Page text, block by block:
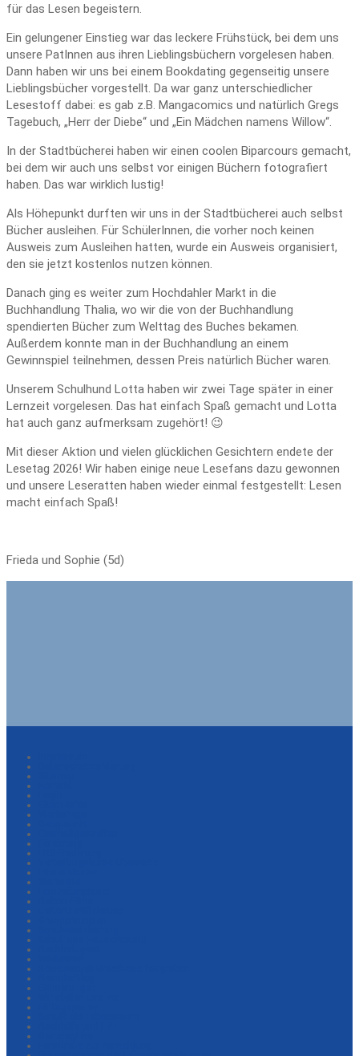
für das Lesen begeistern.
Ein gelungener Einstieg war das leckere Frühstück, bei dem uns
unsere PatInnen aus ihren Lieblingsbüchern vorgelesen haben.
Dann haben wir uns bei einem Bookdating gegenseitig unsere
Lieblingsbücher vorgestellt. Da war ganz unterschiedlicher
Lesestoff dabei: es gab z.B. Mangacomics und natürlich Gregs
Tagebuch, „Herr der Diebe“ und „Ein Mädchen namens Willow“.
In der Stadtbücherei haben wir einen coolen Biparcours gemacht,
bei dem wir auch uns selbst vor einigen Büchern fotografiert
haben. Das war wirklich lustig!
Als Höhepunkt durften wir uns in der Stadtbücherei auch selbst
Bücher ausleihen. Für SchülerInnen, die vorher noch keinen
Ausweis zum Ausleihen hatten, wurde ein Ausweis organisiert,
den sie jetzt kostenlos nutzen können.
Danach ging es weiter zum Hochdahler Markt in die
Buchhandlung Thalia, wo wir die von der Buchhandlung
spendierten Bücher zum Welttag des Buches bekamen.
Außerdem konnte man in der Buchhandlung an einem
Gewinnspiel teilnehmen, dessen Preis natürlich Bücher waren.
Unserem Schulhund Lotta haben wir zwei Tage später in einer
Lernzeit vorgelesen. Das hat einfach Spaß gemacht und Lotta
hat auch ganz aufmerksam zugehört! 😉
Mit dieser Aktion und vielen glücklichen Gesichtern endete der
Lesetag 2026! Wir haben einige neue Lesefans dazu gewonnen
und unsere Leseratten haben wieder einmal festgestellt: Lesen
macht einfach Spaß!
Frieda und Sophie (5d)